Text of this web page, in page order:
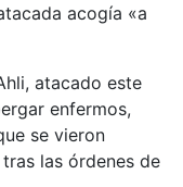
acogía «a
atacado este
enfermos,
se vieron
las órdenes de